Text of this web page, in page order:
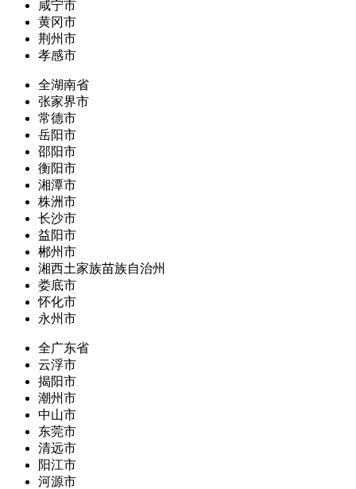
咸宁市
黄冈市
荆州市
孝感市
全湖南省
张家界市
常德市
岳阳市
邵阳市
衡阳市
湘潭市
株洲市
长沙市
益阳市
郴州市
湘西土家族苗族自治州
娄底市
怀化市
永州市
全广东省
云浮市
揭阳市
潮州市
中山市
东莞市
清远市
阳江市
河源市